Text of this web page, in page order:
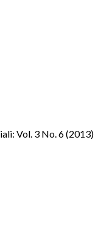
Vol. 3 No. 6 (2013)